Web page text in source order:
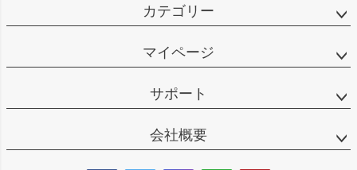
カテゴリー
マイページ
サポート
会社概要